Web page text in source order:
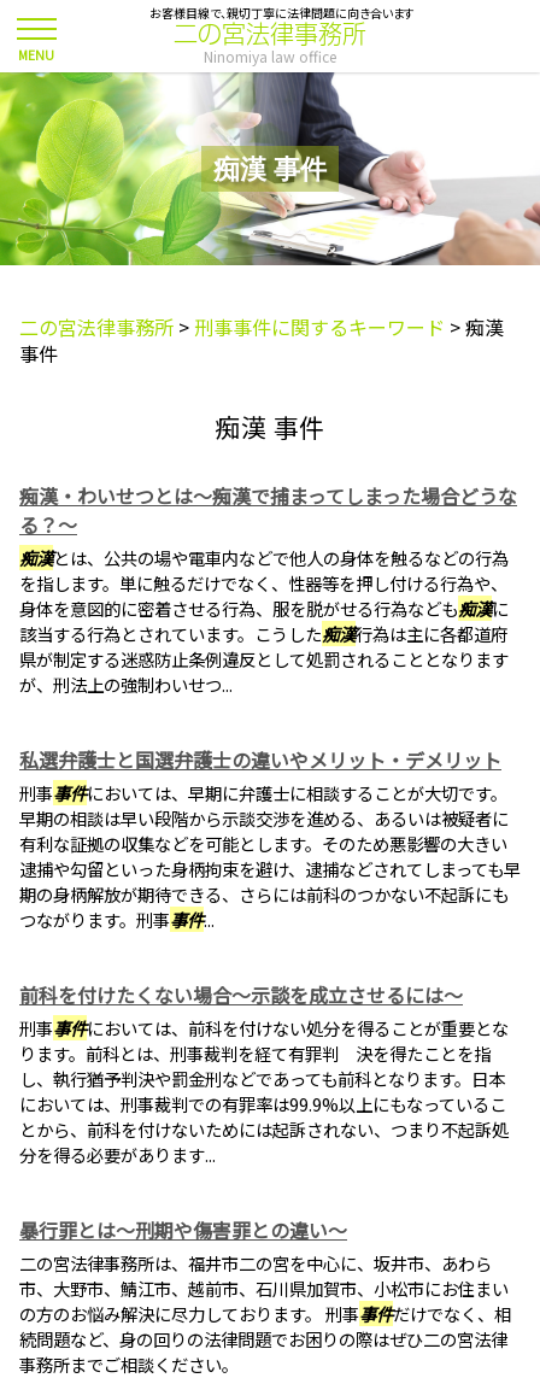
痴漢 事件
お客様目線で、親切丁寧に法律問題に向き合います
二の宮法律事務所
Ninomiya law office
二の宮法律事務所 >刑事事件に関するキーワード >痴漢
事件
痴漢 事件
痴漢・わいせつとは～痴漢で捕まってしまった場合どうな
る？～
痴漢とは、公共の場や電車内などで他人の身体を触るなどの行為
を指します。単に触るだけでなく、性器等を押し付ける行為や、
身体を意図的に密着させる行為、服を脱がせる行為なども痴漢に
該当する行為とされています。こうした痴漢行為は主に各都道府
県が制定する迷惑防止条例違反として処罰されることとなります
が、刑法上の強制わいせつ...
私選弁護士と国選弁護士の違いやメリット・デメリット
刑事事件においては、早期に弁護士に相談することが大切です。
早期の相談は早い段階から示談交渉を進める、あるいは被疑者に
有利な証拠の収集などを可能とします。そのため悪影響の大きい
逮捕や勾留といった身柄拘束を避け、逮捕などされてしまっても早
期の身柄解放が期待できる、さらには前科のつかない不起訴にも
つながります。刑事事件...
前科を付けたくない場合～示談を成立させるには～
刑事事件においては、前科を付けない処分を得ることが重要とな
ります。前科とは、刑事裁判を経て有罪判 決を得たことを指
し、執行猶予判決や罰金刑などであっても前科となります。日本
においては、刑事裁判での有罪率は99.9%以上にもなっているこ
とから、前科を付けないためには起訴されない、つまり不起訴処
分を得る必要があります...
暴行罪とは～刑期や傷害罪との違い～
二の宮法律事務所は、福井市二の宮を中心に、坂井市、あわら
市、大野市、鯖江市、越前市、石川県加賀市、小松市にお住まい
の方のお悩み解決に尽力しております。 刑事事件だけでなく、相
続問題など、身の回りの法律問題でお困りの際はぜひ二の宮法律
事務所までご相談ください。